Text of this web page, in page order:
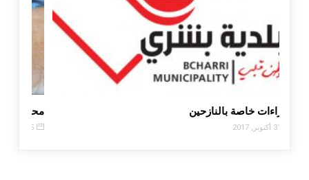
إجراءات خاصة بالنازحين
31 أكتوبر, 2017